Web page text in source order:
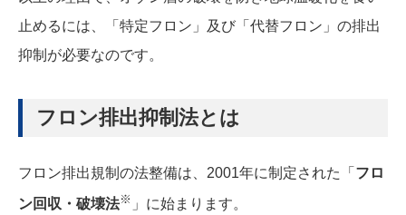
止めるには、「特定フロン」及び「代替フロン」の排出
抑制が必要なのです。
フロン排出抑制法とは
フロン排出規制の法整備は、2001年に制定された「 フロ
ン回収・破壊法※ 」に始まります。